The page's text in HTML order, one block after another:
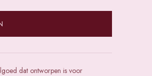
dat ontworpen is voor